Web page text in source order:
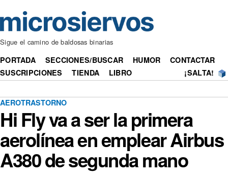
Sigue el camino de baldosas binarias
PORTADA SECCIONES/BUSCAR HUMOR
CONTACTAR
SUSCRIPCIONES
TIENDA LIBRO ¡SALTA!
AEROTRASTORNO
Hi Fly va a ser la primera
aerolínea en emplear Airbus
A380 de segunda mano